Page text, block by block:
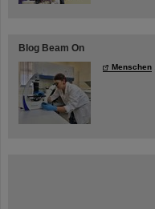
Blog Beam On
Menschen